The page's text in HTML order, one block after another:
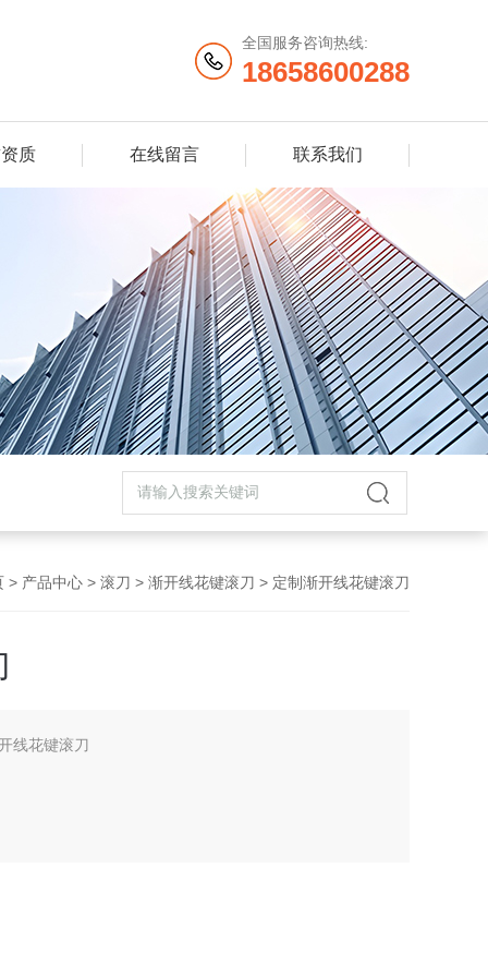
全国服务咨询热线:
18658600288
质 在线留言 联系我们
> 产品中心 > 滚刀 > 渐开线花键滚刀 > 定制渐开线花键滚刀
线花键滚刀